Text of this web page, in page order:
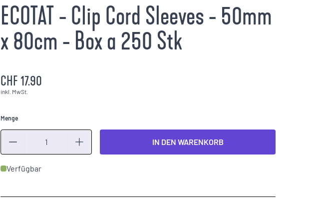
ECOTAT - Clip Cord Sleeves - 50mm
x 80cm - Box a 250 Stk
CHF 17.90
inkl. MwSt.
Menge
IN DEN WARENKORB
Verfügbar